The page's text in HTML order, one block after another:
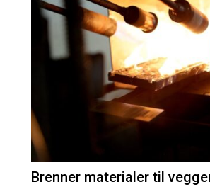
Brenner materialer til